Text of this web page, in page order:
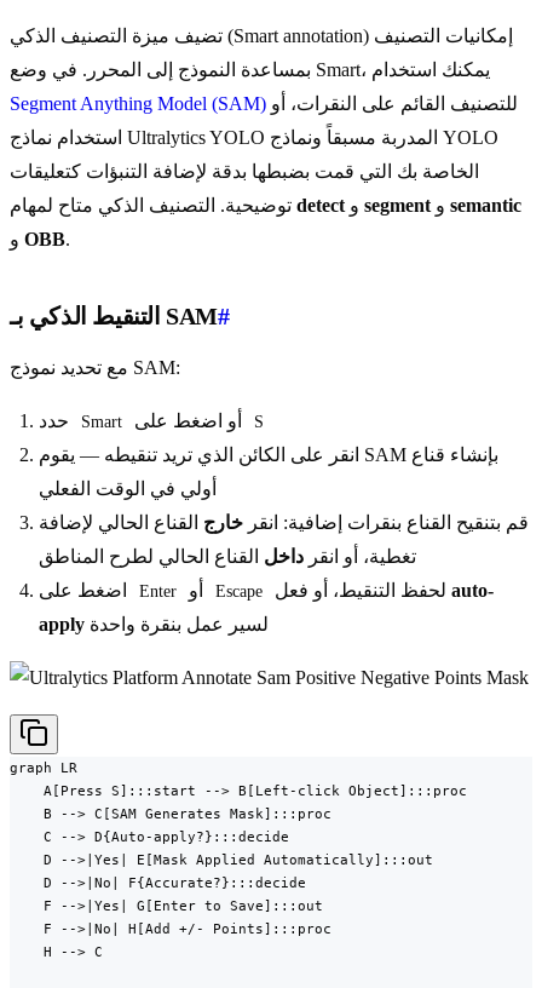
تضيف ميزة التصنيف الذكي (Smart annotation) إمكانيات التصنيف
بمساعدة النموذج إلى المحرر. في وضع Smart، يمكنك استخدام
Segment Anything Model (SAM)
استخدام نماذج Ultralytics YOLO المدربة مسبقاً ونماذج YOLO
الخاصة بك التي قمت بضبطها بدقة لإضافة التنبؤات كتعليقات
detect segment
semantic
OBB.
التنقيط الذكي بـ SAM#
مع تحديد نموذج SAM:
Smart S
انقر على الكائن الذي تريد تنقيطه — يقوم SAM بإنشاء قناع
أولي في الوقت الفعلي
قم بتنقيح القناع بنقرات إضافية: انقر خارج القناع الحالي لإضافة
تغطية، أو انقر داخل القناع الحالي لطرح المناطق
Enter Escape
auto-
apply لسير عمل بنقرة واحدة
graph LR
    A[Press S]:::start --> B[Left-click Object]:::proc
    B --> C[SAM Generates Mask]:::proc
    C --> D{Auto-apply?}:::decide
    D -->|Yes| E[Mask Applied Automatically]:::out
    D -->|No| F{Accurate?}:::decide
    F -->|Yes| G[Enter to Save]:::out
    F -->|No| H[Add +/- Points]:::proc
    H --> C